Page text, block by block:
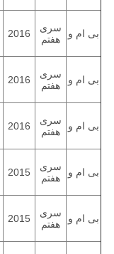
بی ام و
سری
هفتم
2016
بی ام و
سری
هفتم
2016
بی ام و
سری
هفتم
2016
بی ام و
سری
هفتم
2015
بی ام و
سری
هفتم
2015